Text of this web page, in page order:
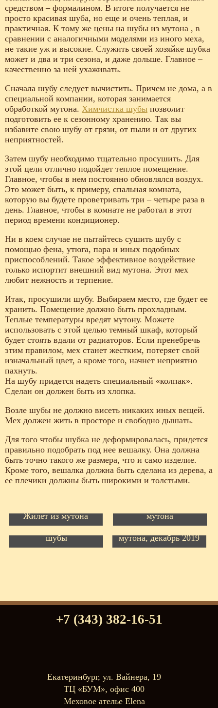
средством – формалином. В итоге получается не
просто красивая шуба, но еще и очень теплая, и
практичная. К тому же цены на шубы из мутона , в
сравнении с аналогичными моделями из иного меха,
не такие уж и высокие. Служить своей хозяйке шубка
может и два и три сезона, и даже дольше. Главное –
качественно за ней ухаживать.
Сначала шубу следует вычистить. Причем не дома, а в
специальной компании, которая занимается
обработкой мутона. Химчистка шубы позволит
подготовить ее к сезонному хранению. Так вы
избавите свою шубу от грязи, от пыли и от других
неприятностей.
Затем шубу необходимо тщательно просушить. Для
этой цели отлично подойдет теплое помещение.
Главное, чтобы в нем постоянно обновлялся воздух.
Это может быть, к примеру, спальная комната,
которую вы будете проветривать три – четыре раза в
день. Главное, чтобы в комнате не работал в этот
период времени кондиционер.
Ни в коем случае не пытайтесь сушить шубу с
помощью фена, утюга, пара и иных подобных
приспособлений. Такое эффективное воздействие
только испортит внешний вид мутона. Этот мех
любит нежность и терпение.
Итак, просушили шубу. Выбираем место, где будет ее
хранить. Помещение должно быть прохладным.
Теплые температуры вредят мутону. Можете
использовать с этой целью темный шкаф, который
будет стоять вдали от радиаторов. Если пренебречь
этим правилом, мех станет жестким, потеряет свой
изначальный цвет, а кроме того, начнет неприятно
пахнуть.
На шубу придется надеть специальный «колпак».
Сделан он должен быть из хлопка.
Возле шубы не должно висеть никаких иных вещей.
Мех должен жить в просторе и свободно дышать.
Для того чтобы шубка не деформировалась, придется
правильно подобрать под нее вешалку. Она должна
быть точно такого же размера, что и само изделие.
Кроме того, вешалка должна быть сделана из дерева, а
ее плечики должны быть широкими и толстыми.
Жилет из мутона
мутона
Перекрой мутоновой
шубы
Перешив шубы из
мутона, декабрь 2019
+7 (343) 382-16-51
Екатеринбург, ул. Вайнера, 19
ТЦ «БУМ», офис 400
Меховое ателье Elena